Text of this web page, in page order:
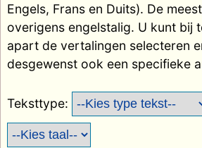
Engels, Frans en Duits). De
overigens engelstalig. U kunt bij
apart de vertalingen selecteren
desgewenst ook een specifieke
Teksttype: